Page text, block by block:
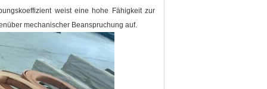
weist eine hohe Fähigkeit zur
mechanischer Beanspruchung auf.